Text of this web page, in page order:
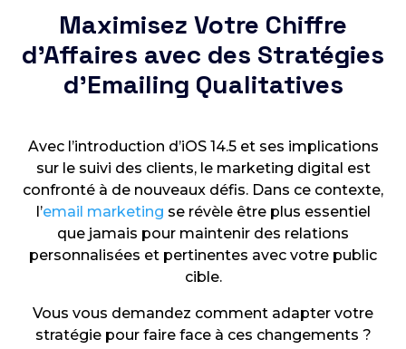
Maximisez Votre Chiffre
d’Affaires avec des Stratégies
d’Emailing Qualitatives
Avec l’introduction d’iOS 14.5 et ses implications
sur le suivi des clients, le marketing digital est
confronté à de nouveaux défis. Dans ce contexte,
l’email marketing se révèle être plus essentiel
que jamais pour maintenir des relations
personnalisées et pertinentes avec votre public
cible.
Vous vous demandez comment adapter votre
stratégie pour faire face à ces changements ?